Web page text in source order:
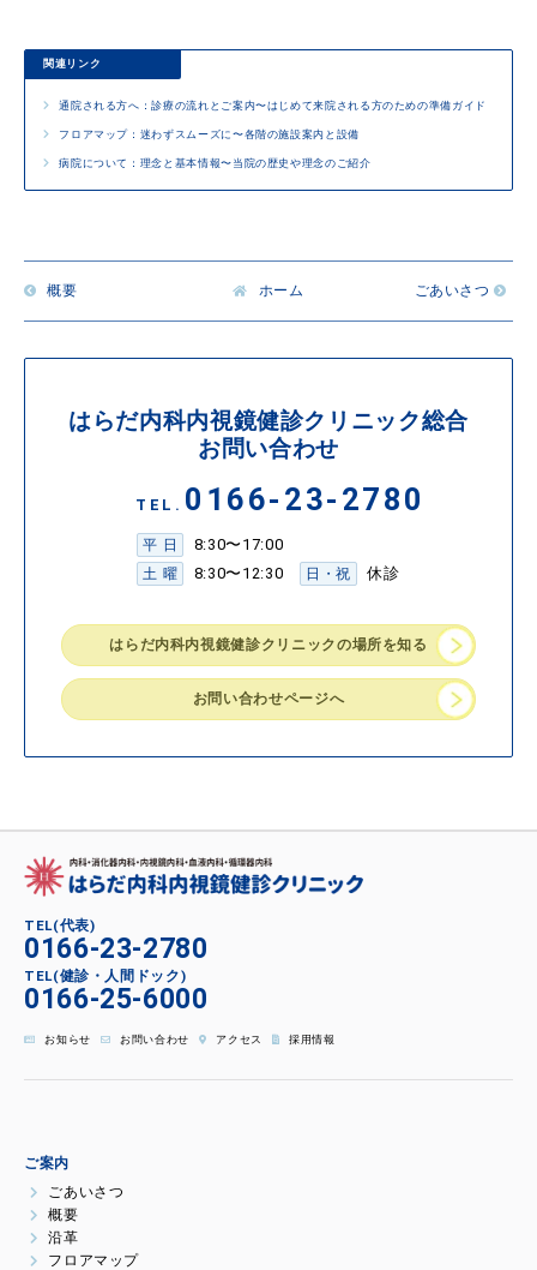
関連リンク
通院される方へ：診療の流れとご案内〜はじめて来院される方のための準備ガイド
フロアマップ：迷わずスムーズに〜各階の施設案内と設備
病院について：理念と基本情報〜当院の歴史や理念のご紹介
概要 ホーム ごあいさつ
はらだ内科内視鏡健診クリニック総合
お問い合わせ
TEL. 0166-23-2780
平 日 8:30〜17:00
土 曜 8:30〜12:30 日・祝 休診
はらだ内科内視鏡健診クリニックの場所を知る
お問い合わせページへ
TEL(代表)
0166-23-2780
TEL(健診・人間ドック)
0166-25-6000
お知らせ お問い合わせ アクセス 採用情報
ご案内
ごあいさつ
概要
沿革
フロアマップ